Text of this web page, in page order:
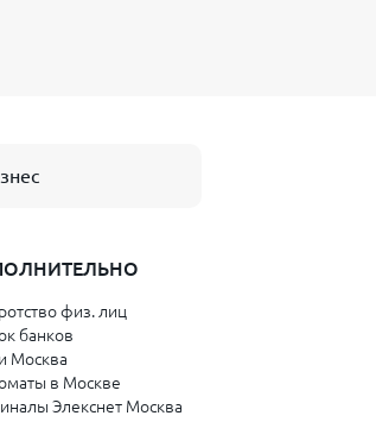
физ. лиц
банков
Москва
в Москве
Элекснет Москва